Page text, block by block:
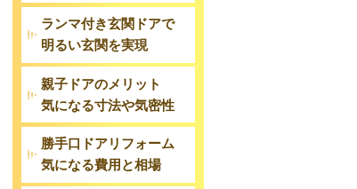
ランマ付き玄関ドアで
明るい玄関を実現
親子ドアのメリット
気になる寸法や気密性
勝手口ドアリフォーム
気になる費用と相場